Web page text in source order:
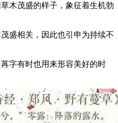
木茂盛的样子，象征着生机勃
盛相关，因此也引申为持续不
字有时也用来形容美好的时